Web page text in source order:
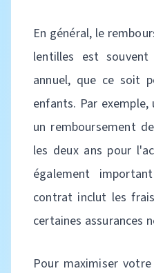
En général, le
lentilles est
annuel, que ce soit
enfants. Par
un remboursement
les deux ans pour
également
contrat inclut les
certaines assurances
Pour maximiser